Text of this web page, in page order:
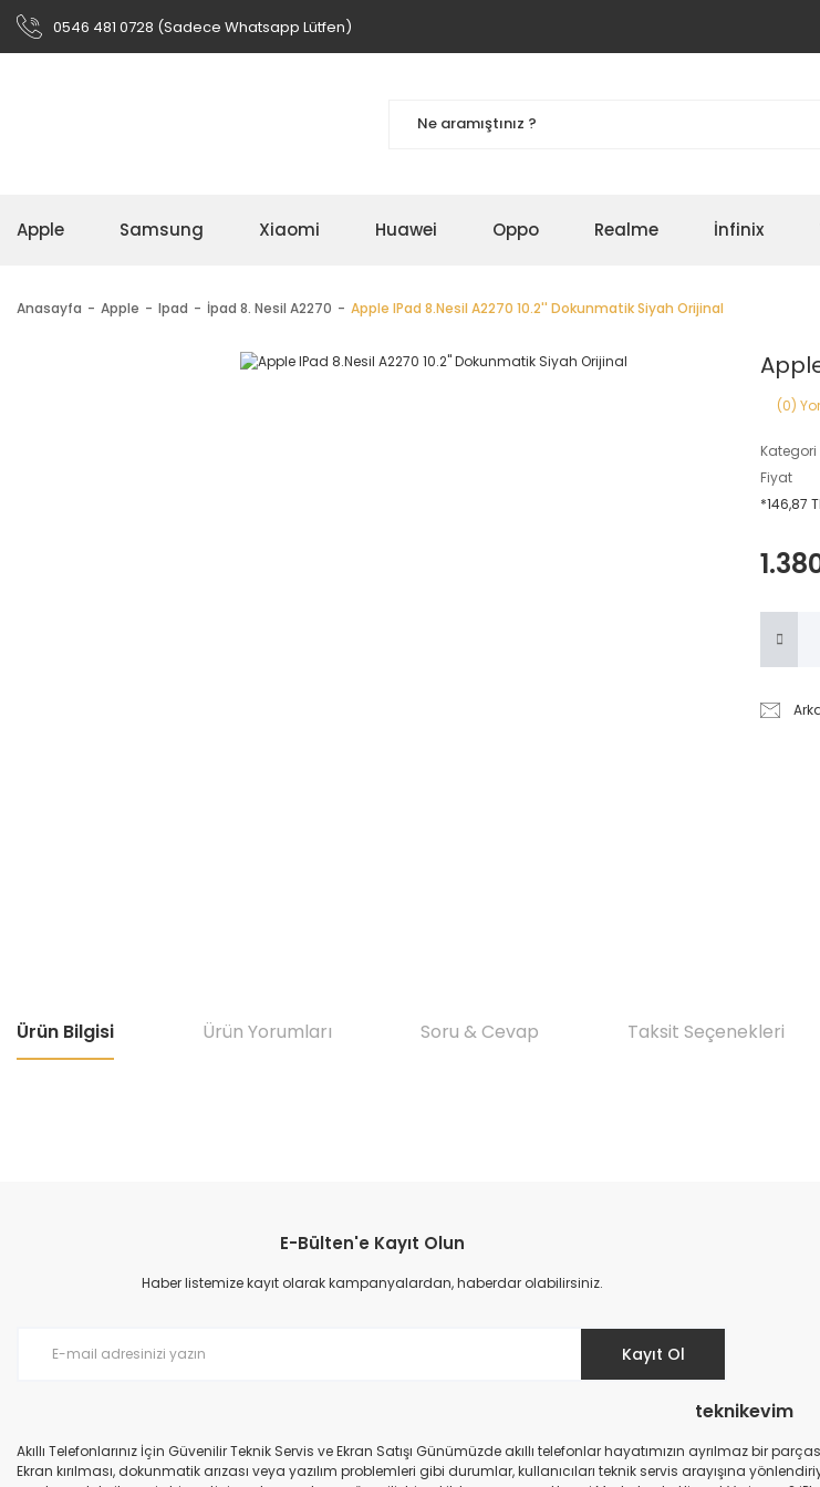
0546 481 0728 (Sadece Whatsapp Lütfen)
Apple Samsung Xiaomi Huawei Oppo Realme İnfinix
Anasayfa Apple Ipad İpad 8. Nesil A2270 Apple IPad 8.Nesil A2270 10.2'' Dokunmatik Siyah Orijinal
(0)
Kategori
Fiyat
*146,87
Ürün Bilgisi Ürün Yorumları Soru & Cevap Taksit Seçenekleri
Ürün resmi kalitesiz, bozuk veya görüntülenemiyor.
Ürün açıklamasında eksik bilgiler bulunuyor.
E-Bülten'e Kayıt Olun
Haber listemize kayıt olarak kampanyalardan, haberdar olabilirsiniz.
Kayıt Ol
teknikevim
Akıllı Telefonlarınız İçin Güvenilir Teknik Servis ve Ekran Satışı Günümüzde akıllı telefonlar hayatımızın ayrılmaz
Ekran kırılması, dokunmatik arızası veya yazılım problemleri gibi durumlar, kullanıcıları teknik servis arayışına